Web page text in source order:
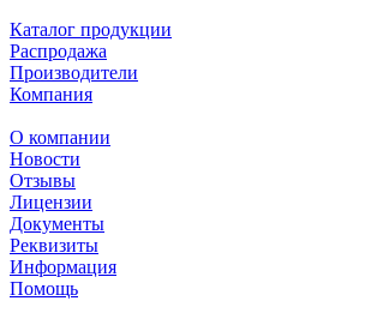
Каталог продукции
Распродажа
Производители
Компания
О компании
Новости
Отзывы
Лицензии
Документы
Реквизиты
Информация
Помощь